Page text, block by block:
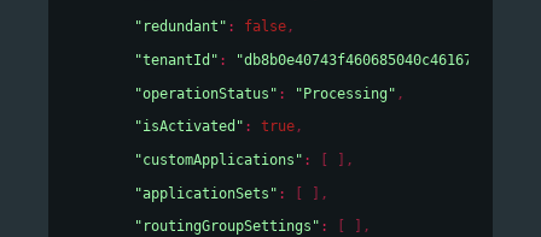
"redundant" : false,
"tenantId" : "db8b0e40743f460685040c46167cf19e"
"operationStatus" : "Processing" ,
"isActivated" : true,
"customApplications" :
,
"applicationSets" : [ ] ,
"routingGroupSettings" :
,